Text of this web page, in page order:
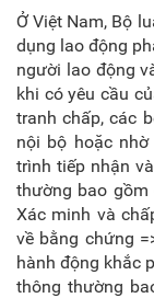
Ở Việt Nam, Bộ
dụng lao động
người lao động
khi có yêu cầu
tranh chấp, các
nội bộ hoặc
trình tiếp nhận
thường bao
Xác minh và
về bằng chứng
hành động khắc
thông thường